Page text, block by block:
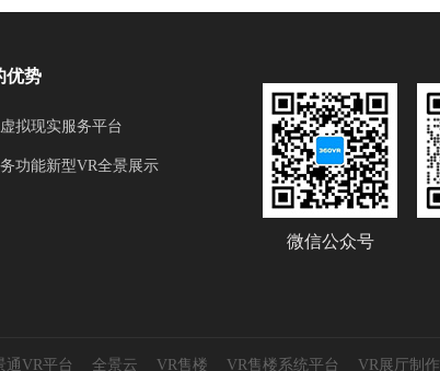
优势
拟现实服务平台
功能新型VR全景展示
微信公众号
通VR平台 全景云 VR售楼 VR售楼系统平台 VR展厅制作